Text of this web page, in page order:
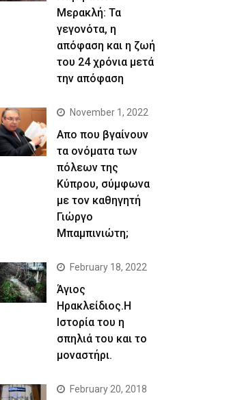
Μερακλή: Τα
γεγονότα, η
απόφαση και η ζωή
του 24 χρόνια μετά
την απόφαση
November 1, 2022
Απο που βγαίνουν
τα ονόματα των
πόλεων της
Κύπρου, σύμφωνα
με τον καθηγητή
Γιώργο
Μπαμπινιώτη;
February 18, 2022
Άγιος
Ηρακλείδιος.Η
Ιστορία του η
σπηλιά του και το
μοναστήρι.
February 20, 2018